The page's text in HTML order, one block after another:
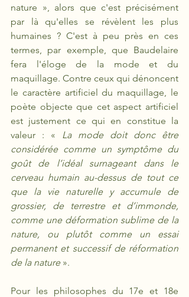
nature », alors que c'est précisément
par là qu'elles se révèlent les plus
humaines ? C'est à peu près en ces
termes, par exemple, que Baudelaire
fera l'éloge de la mode et du
maquillage. Contre ceux qui dénoncent
le caractère artificiel du maquillage, le
poète objecte que cet aspect artificiel
est justement ce qui en constitue la
valeur : « La mode doit donc être
considérée comme un symptôme du
goût de l’idéal surnageant dans le
cerveau humain au-dessus de tout ce
que la vie naturelle y accumule de
grossier, de terrestre et d’immonde,
comme une déformation sublime de la
nature, ou plutôt comme un essai
permanent et successif de réformation
de la nature ».
Pour les philosophes du 17e et 18e